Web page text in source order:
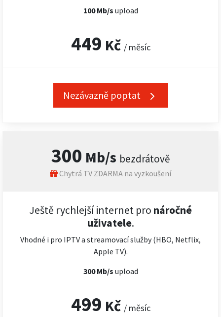
100 Mb/s upload
449 Kč / měsíc
Nezávazně poptat
300 Mb/s bezdrátově
Chytrá TV ZDARMA na vyzkoušení
Ještě rychlejší internet pro náročné
uživatele.
Vhodné i pro IPTV a streamovací služby (HBO, Netflix,
Apple TV).
300 Mb/s upload
499 Kč / měsíc